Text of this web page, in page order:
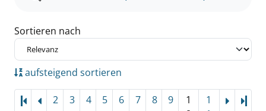
Sortieren nach
aufsteigend sortieren
2 3 4 5 6 7 8 9
1
1